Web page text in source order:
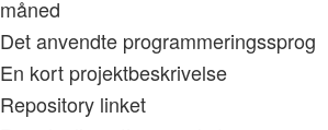
måned
Det anvendte programmeringssprog
En kort projektbeskrivelse
Repository linket